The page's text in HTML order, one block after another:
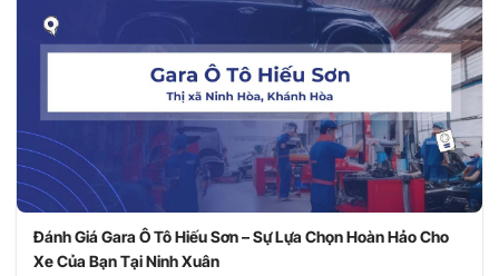
Đánh Giá Gara Ô Tô Hiếu Sơn – Sự Lựa Chọn Hoàn Hảo Cho
Xe Của Bạn Tại Ninh Xuân